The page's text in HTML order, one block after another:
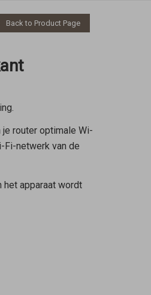
Back to Product Page
router optimale Wi-
Fi-netwerk van de
het apparaat wordt